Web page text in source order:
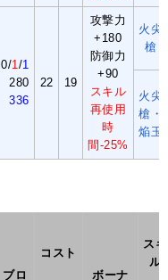
0/1 /1
280
336
22 19
攻撃力
+180
防御力
+90
スキル
再使用
時
間-25%
火尖
槍
火尖
槍・
焔玉
ブロ
コスト
ボーナ
スキ
ル